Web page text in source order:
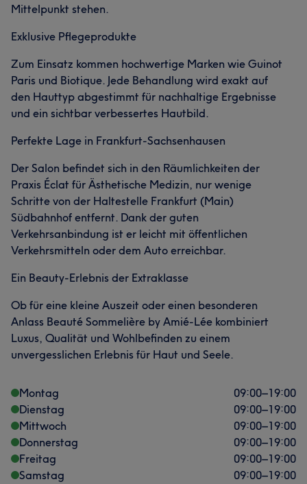
Mittelpunkt stehen.
Exklusive Pflegeprodukte
Zum Einsatz kommen hochwertige Marken wie Guinot
Paris und Biotique. Jede Behandlung wird exakt auf
den Hauttyp abgestimmt für nachhaltige Ergebnisse
und ein sichtbar verbessertes Hautbild.
Perfekte Lage in Frankfurt-Sachsenhausen
Der Salon befindet sich in den Räumlichkeiten der
Praxis Éclat für Ästhetische Medizin, nur wenige
Schritte von der Haltestelle Frankfurt (Main)
Südbahnhof entfernt. Dank der guten
Verkehrsanbindung ist er leicht mit öffentlichen
Verkehrsmitteln oder dem Auto erreichbar.
Ein Beauty-Erlebnis der Extraklasse
Ob für eine kleine Auszeit oder einen besonderen
Anlass Beauté Sommelière by Amié-Lée kombiniert
Luxus, Qualität und Wohlbefinden zu einem
unvergesslichen Erlebnis für Haut und Seele.
Montag 09:00–19:00
Dienstag
09:00–19:00
Mittwoch
09:00–19:00
Donnerstag
09:00–19:00
Freitag
09:00–19:00
Samstag
09:00–19:00